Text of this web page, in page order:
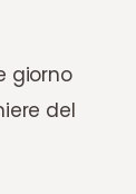
giorno
del